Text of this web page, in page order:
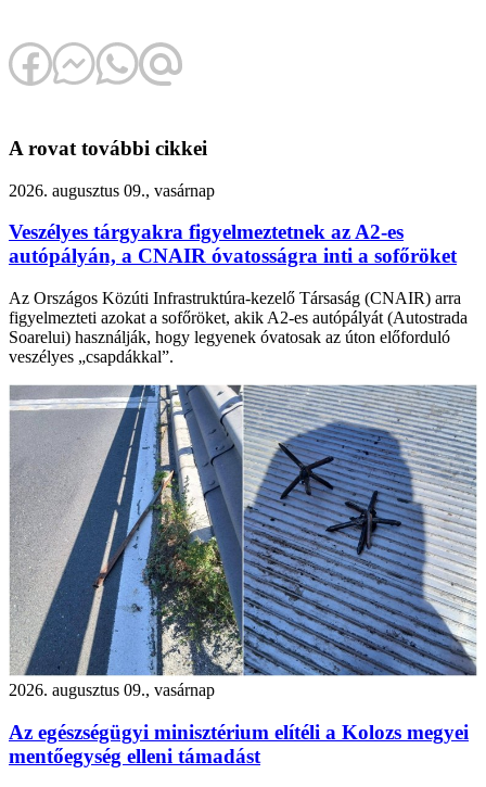
A rovat további cikkei
2026. augusztus 09., vasárnap
Veszélyes tárgyakra figyelmeztetnek az A2-es
autópályán, a CNAIR óvatosságra inti a sofőröket
Az Országos Közúti Infrastruktúra-kezelő Társaság (CNAIR) arra
figyelmezteti azokat a sofőröket, akik A2-es autópályát (Autostrada
Soarelui) használják, hogy legyenek óvatosak az úton előforduló
veszélyes „csapdákkal”.
2026. augusztus 09., vasárnap
Az egészségügyi minisztérium elítéli a Kolozs megyei
mentőegység elleni támadást